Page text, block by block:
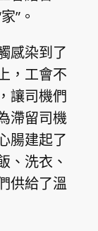
”。
感染到了
，工會不
讓司機們
滯留司機
腸建起了
、洗衣、
供給了溫